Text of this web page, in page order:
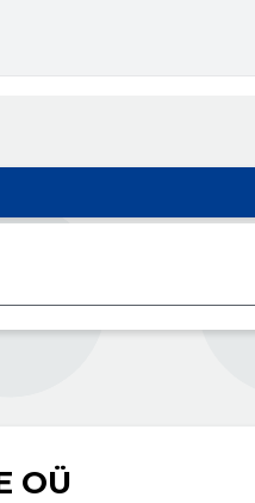
OÜ